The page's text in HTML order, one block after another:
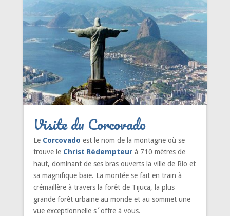
Visite du Corcovado
Le Corcovado est le nom de la montagne où se
trouve leChrist Rédempteurà 710 mètres de
haut, dominant de ses bras ouverts la ville de Rio et
sa magnifique baie. La montée se fait en train à
crémaillère à travers la forêt de Tijuca, la plus
grande forêt urbaine au monde et au sommet une
vue exceptionnelle s´offre à vous.